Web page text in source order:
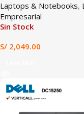
XE GRAPHICS 15.6″
11 PREINSTALADO (15-
FD0053LA)
Laptops & Notebooks,
Empresarial
Sin Stock
S/ 2,049.00